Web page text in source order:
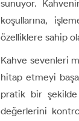
sunuyor.
koşullarına,
özelliklere sahip
Kahve sevenleri
hitap etmeyi
pratik bir şekilde
değerlerini